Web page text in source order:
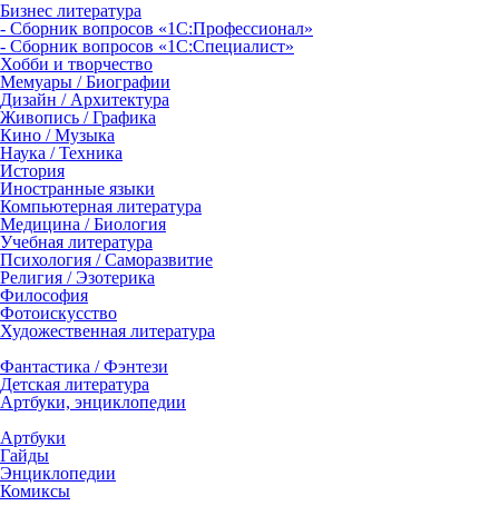
Бизнес литература
- Сборник вопросов «1С:Профессионал»
- Сборник вопросов «1С:Специалист»
Хобби и творчество
Мемуары / Биографии
Дизайн / Архитектура
Живопись / Графика
Кино / Музыка
Наука / Техника
История
Иностранные языки
Компьютерная литература
Медицина / Биология
Учебная литература
Психология / Саморазвитие
Религия / Эзотерика
Философия
Фотоискусство
Художественная литература
Фантастика / Фэнтези
Детская литература
Артбуки, энциклопедии
Артбуки
Гайды
Энциклопедии
Комиксы